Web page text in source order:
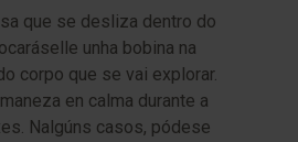
que se desliza dentro do
unha bobina na
corpo que se vai explorar.
en calma durante a
Nalgúns casos, pódese